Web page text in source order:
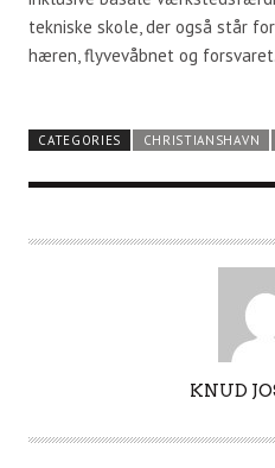
tekniske skole, der også står
hæren, flyvevåbnet og forsvaret.
CATEGORIES CHRISTIANSHAVN
T
KNUD